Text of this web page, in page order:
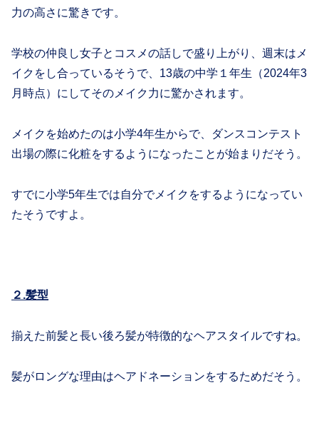
力の高さに驚きです。
学校の仲良し女子とコスメの話しで盛り上がり、週末はメ
イクをし合っているそうで、13歳の中学１年生（2024年3
月時点）にしてそのメイク力に驚かされます。
メイクを始めたのは小学4年生からで、
ダンスコンテスト
出場の際に化粧をするようになったことが始まりだそう。
すでに小学5年生では自分でメイクをするようになってい
たそうですよ。
２.髪型
揃えた前髪と長い後ろ髪が特徴的なヘアスタイルですね。
髪がロングな理由はヘアドネーションをするためだそう。